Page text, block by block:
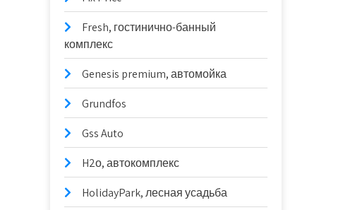
Fresh, гостинично-банный
комплекс
Genesis premium, автомойка
Grundfos
Gss Auto
H2о, автокомплекс
HolidayPark, лесная усадьба